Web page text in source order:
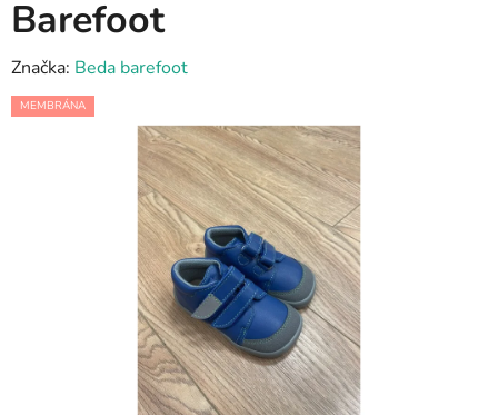
Barefoot
Značka: Beda barefoot
MEMBRÁNA